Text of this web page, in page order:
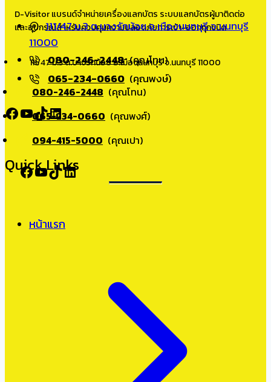
D-Visitor แบรนด์จำหน่ายเครื่องแลกบัตร ระบบแลกบัตรผู้มาติดต่อ
และอุปกรณ์สำหรับควบคุมความปลอดภัยการเข้า-ออกทุกชนิด
111/47 ม.3 ต.บางรักน้อย อ.เมืองนนทบุรี จ.นนทบุรี 11000
080-246-2448 (คุณโทน)
065-234-0660 (คุณพงศ์)
094-415-5000 (คุณเปา)
Facebook
YouTube
TikTokLinkedIn
111/47 ม.3 ต.บางรักน้อย อ.เมืองนนทบุรี จ.นนทบุรี
11000
080-246-2448(คุณโทน)
065-234-0660 (คุณพงษ์)
Facebook
YouTube
TikTok
LinkedIn
Quick Links
หน้าแรก